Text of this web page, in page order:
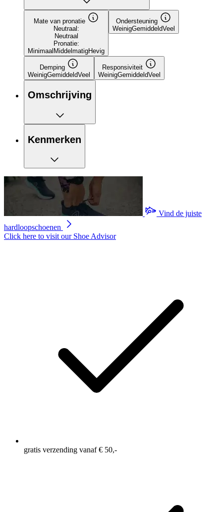
Mate van pronatie
Neutraal:
Neutraal
Pronatie:
Minimaal MiddelmatigHevig
Ondersteuning
WeinigGemiddeldVeel
Demping
WeinigGemiddeldVeel
Responsiviteit
WeinigGemiddeldVeel
Omschrijving
Kenmerken
Vind de juiste
hardloopschoenen
Click here to visit our Shoe Advisor
gratis verzending vanaf € 50,-